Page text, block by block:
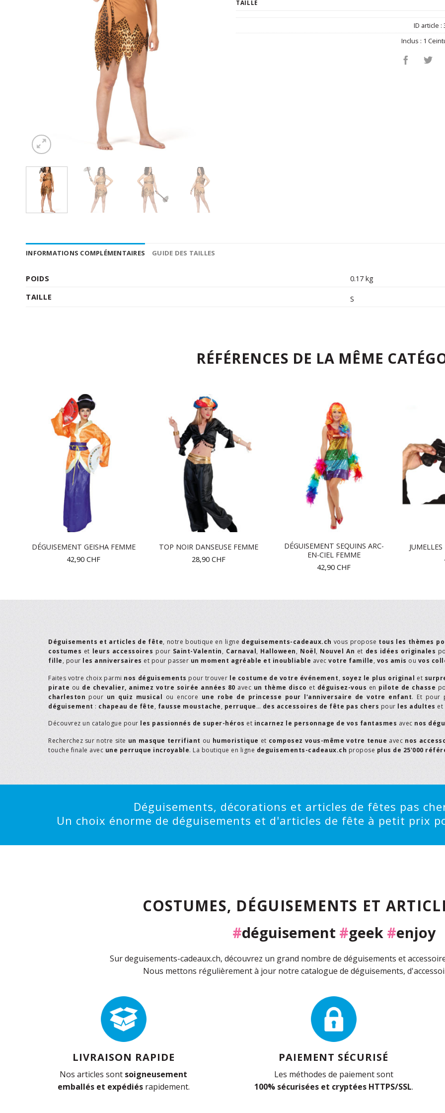
TAILLE
ID article :
Inclus : 1
INFORMATIONS COMPLÉMENTAIRES GUIDE DES TAILLES
POIDS
0.17 kg
TAILLE
S
RÉFÉRENCES DE LA MÊME
DÉGUISEMENT GEISHA FEMME
42,90 CHF
TOP NOIR DANSEUSE FEMME
28,90 CHF
DÉGUISEMENT SEQUINS ARC-
EN-CIEL FEMME
42,90 CHF
Déguisements et articles de fête, notre boutique en ligne deguisements-cadeaux.ch vous propose tous les thèmes
costumes et leurs accessoires pour Saint-Valentin, Carnaval, Halloween, Noël, Nouvel An et des idées originales
fille, pour les anniversaires et pour passer un moment agréable et inoubliable avec votre famille, vos amis ou vos
Faites votre choix parmi nos déguisements pour trouver le costume de votre événement, soyez le plus original et
pirate ou de chevalier, animez votre soirée années 80 avec un thème disco et déguisez-vous en pilote de chasse
charleston pour un quiz musical ou encore une robe de princesse pour l'anniversaire de votre enfant. Et pour
déguisement : chapeau de fête, fausse moustache, perruque… des accessoires de fête pas chers pour les adultes et
Découvrez un catalogue pour les passionnés de super-héros et incarnez le personnage de vos fantasmes avec nos
Recherchez sur notre site un masque terrifiant ou humoristique et composez vous-même votre tenue avec nos
touche finale avec une perruque incroyable. La boutique en ligne deguisements-cadeaux.ch propose plus de 25'000
Déguisements, décorations et articles de fêtes pas
Un choix énorme de déguisements et d'articles de fête à petit prix
COSTUMES, DÉGUISEMENTS ET
#déguisement #geek #enjoy
Sur deguisements-cadeaux.ch, découvrez un grand nombre de déguisements et
Nous mettons régulièrement à jour notre catalogue de déguisements,
LIVRAISON RAPIDE
Nos articles sont soigneusement
emballés et expédiésrapidement.
PAIEMENT SÉCURISÉ
Les méthodes de paiement sont
100% sécurisées et cryptées HTTPS/SSL.